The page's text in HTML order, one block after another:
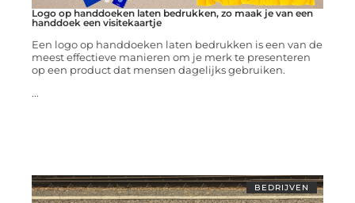
Logo op handdoeken laten bedrukken, zo maak je van een
handdoek een visitekaartje
Een logo op handdoeken laten bedrukken is een van de
meest effectieve manieren om je merk te presenteren
op een product dat mensen dagelijks gebruiken.
...
BEDRIJVEN